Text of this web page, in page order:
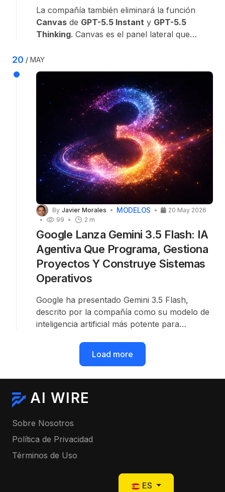
y mejor estructuradas, reduciendo el uso de
listas largas.
La compañía también eliminará la función
Canvas de GPT-5.5 Instant y GPT-5.5
Thinking. Canvas es el panel lateral que
textos, trabaja con documentos largos o
previsualiza código. A partir de ahora, las
tareas de escritura y programación se
gestionarán directamente dentro del chat
mediante bloques especiales. Los usuarios de
pago podrán seguir usando Canvas de forma
temporal a través de modelos anteriores.
20 MAY
By Javier Morales MODELOS
2 m
20 May 2026
99
Google Lanza Gemini 3.5 Flash: IA
Agentiva Que Programa, Gestiona
Proyectos Y Construye Sistemas
Operativos
Google ha presentado Gemini 3.5 Flash,
descrito por la compañía como su modelo de
inteligencia artificial más potente para
modelo es capaz de escribir código de forma
autónoma, gestionar proyectos de
Load more
AI WIRE
Sobre Nosotros
Política de Privacidad
Términos de Uso
Seleccione su idioma
ES